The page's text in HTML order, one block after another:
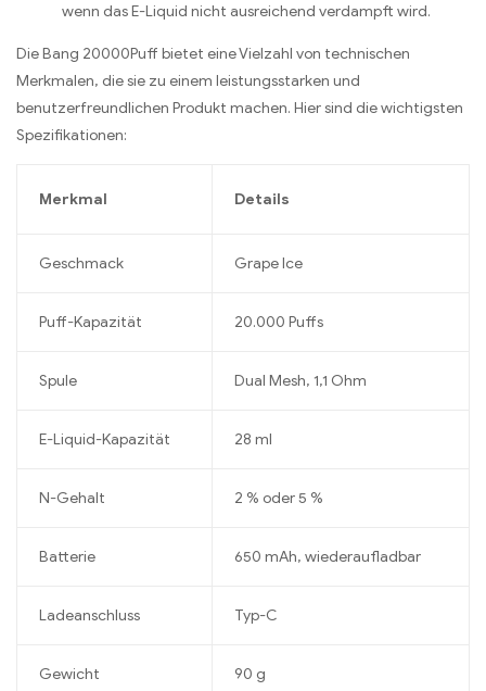
wenn das E-Liquid nicht ausreichend verdampft wird.
Die Bang 20000Puff bietet eine Vielzahl von technischen
Merkmalen, die sie zu einem leistungsstarken und
benutzerfreundlichen Produkt machen. Hier sind die wichtigsten
Spezifikationen:
Merkmal Details
Geschmack Grape Ice
Puff-Kapazität 20.000 Puffs
Spule Dual Mesh, 1,1 Ohm
E-Liquid-Kapazität 28 ml
N-Gehalt 2 % oder 5 %
Batterie 650 mAh, wiederaufladbar
Ladeanschluss Typ-C
Gewicht 90 g